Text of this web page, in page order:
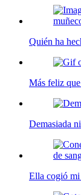
Quién ha
Más feliz
Demasiada
Ella cogió mi